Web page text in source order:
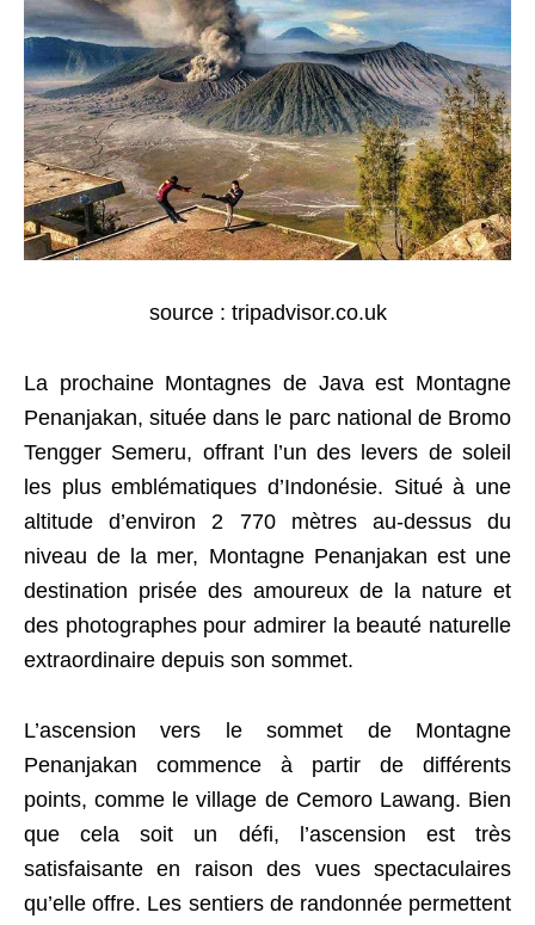
source : tripadvisor.co.uk
La prochaine Montagnes de Java est Montagne
Penanjakan, située dans le parc national de Bromo
Tengger Semeru, offrant l’un des levers de soleil
les plus emblématiques d’Indonésie. Situé à une
altitude d’environ 2 770 mètres au-dessus du
niveau de la mer, Montagne Penanjakan est une
destination prisée des amoureux de la nature et
des photographes pour admirer la beauté naturelle
extraordinaire depuis son sommet.
L’ascension vers le sommet de Montagne
Penanjakan commence à partir de différents
points, comme le village de Cemoro Lawang. Bien
que cela soit un défi, l’ascension est très
satisfaisante en raison des vues spectaculaires
qu’elle offre. Les sentiers de randonnée permettent